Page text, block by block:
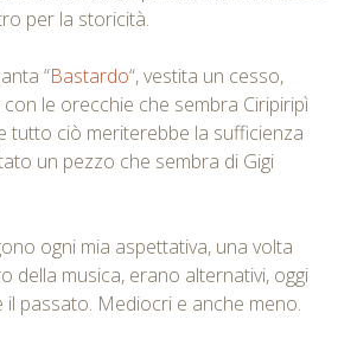
per la storicità.
“Bastardo“, vestita un cesso,
le orecchie che sembra Ciripiripì
tutto ciò meriterebbe la sufficienza
un pezzo che sembra di Gigi
ogni mia aspettativa, una volta
della musica, erano alternativi, oggi
passato. Mediocri e anche meno.